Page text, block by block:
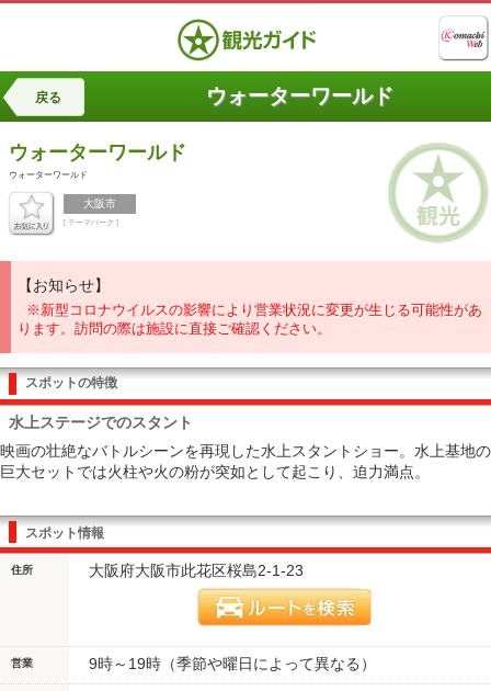
戻る ウォーターワールド
ウォーターワールド
ウォーターワールド
大阪市
[ テーマパーク ]
【お知らせ】
※新型コロナウイルスの影響により営業状況に変更が生じる可能性があ
ります。訪問の際は施設に直接ご確認ください。
スポットの特徴
水上ステージでのスタント
映画の壮絶なバトルシーンを再現した水上スタントショー。水上基地の
巨大セットでは火柱や火の粉が突如として起こり、迫力満点。
スポット情報
住所 大阪府大阪市此花区桜島2-1-23
営業 9時～19時（季節や曜日によって異なる）